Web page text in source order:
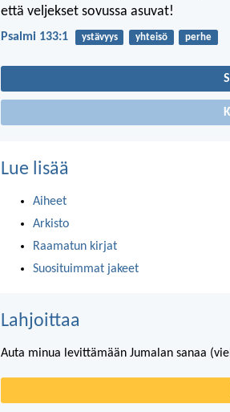
että veljekset sovussa asuvat!
Psalmi 133:1 ystävyys yhteisö perhe
Lue lisää
Aiheet
Arkisto
Raamatun kirjat
Suosituimmat jakeet
Lahjoittaa
Auta minua levittämään Jumalan sanaa